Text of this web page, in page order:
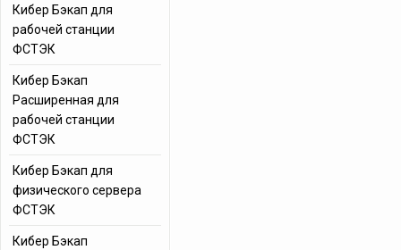
Кибер Бэкап для
рабочей станции
ФСТЭК
Кибер Бэкап
Расширенная для
рабочей станции
ФСТЭК
Кибер Бэкап для
физического сервера
ФСТЭК
Кибер Бэкап